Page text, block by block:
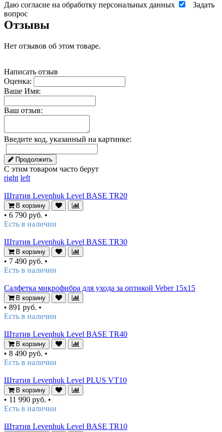
Даю согласие на обработку персональных данных
Задать
вопрос
Отзывы
Нет отзывов об этом товаре.
Написать отзыв
Оценка:
Ваше Имя:
Ваш отзыв:
Введите код, указанный на картинке:
Продолжить
С этим товаром часто берут
right left
Штатив Levenhuk Level BASE TR20
В корзину
• 6 790 руб. •
Есть в наличии
Штатив Levenhuk Level BASE TR30
В корзину
• 7 490 руб. •
Есть в наличии
Салфетка микрофибра для ухода за оптикой Veber 15x15
В корзину
• 891 руб. •
Есть в наличии
Штатив Levenhuk Level BASE TR40
В корзину
• 8 490 руб. •
Есть в наличии
Штатив Levenhuk Level PLUS VT10
В корзину
• 11 990 руб. •
Есть в наличии
Штатив Levenhuk Level BASE TR10